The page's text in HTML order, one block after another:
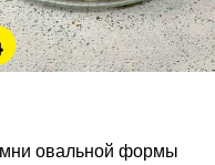
овальной формы